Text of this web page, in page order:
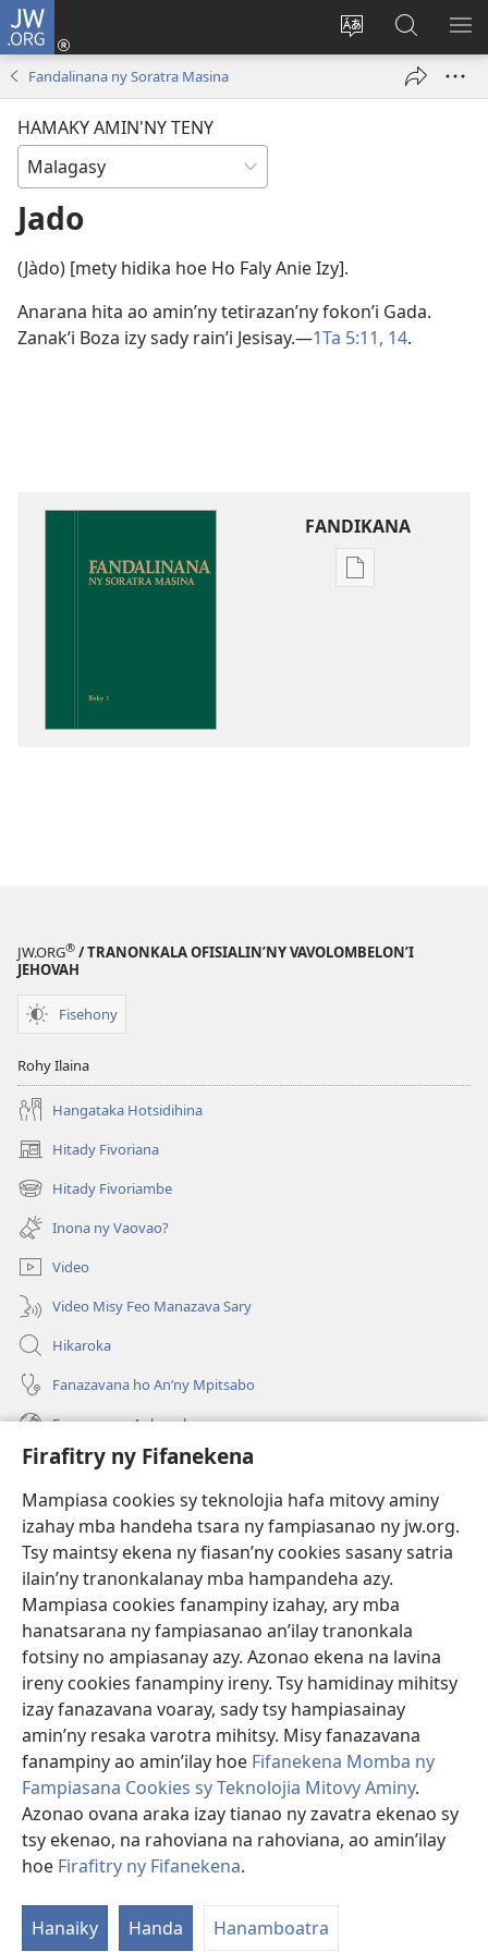
Firafitry ny Fifanekena
Mampiasa cookies sy teknolojia hafa mitovy aminy
izahay mba handeha tsara ny fampiasanao ny jw.org.
Tsy maintsy ekena ny fiasan’ny cookies sasany satria
ilain’ny tranonkalanay mba hampandeha azy.
Mampiasa cookies fanampiny izahay, ary mba
hanatsarana ny fampiasanao an’ilay tranonkala
fotsiny no ampiasanay azy. Azonao ekena na lavina
ireny cookies fanampiny ireny. Tsy hamidinay mihitsy
izay fanazavana voaray, sady tsy hampiasainay
amin’ny resaka varotra mihitsy. Misy fanazavana
fanampiny ao amin’ilay hoe Fifanekena Momba ny
Fampiasana Cookies sy Teknolojia Mitovy Aminy.
Azonao ovana araka izay tianao ny zavatra ekenao sy
tsy ekenao, na rahoviana na rahoviana, ao amin’ilay
hoe Firafitry ny Fifanekena.
Hanaiky Handa Hanamboatra
JW.ORG
Hiova
Hiditra
(manokatra
ato
Amin’ny
Fandalinana ny Soratra Masina
HAMAKY AMIN'NY TENY
Jado
(Jàdo) [mety hidika hoe Ho Faly Anie Izy].
Anarana hita ao amin’ny tetirazan’ny fokon’i Gada.
Zanak’i Boza izy sady rain’i Jesisay.​—1Ta 5:11, 14.
FANDIKANA
Fandikana
JW.ORG® / TRANONKALA OFISIALIN’NY VAVOLOMBELON’I
JEHOVAH
Fisehony
Rohy Ilaina
Hangataka Hotsidihina
Hitady Fivoriana
(manokatra
rohy) Hitady Fivoriambe
(manokatra
rohy) Inona ny Vaovao?
Video
Video Misy Feo Manazava Sary
Hikaroka
Fanazavana ho An’ny Mpitsabo
Fanazavana Ankapobeny
Fanampiana
Fanomezana
(manokatra
rohy)
FITEHIRIZAM-BOKIN’NY Vavolombelon’i Jehovah
(manokatra
rohy)
JW Hub
(manokatra
rohy)
JW Library
Watchtower Library ®
Copyright© 2026 Watch Tower Bible and Tract Society of Pennsylvania.
FIFANEKENA| FIFANEKENA MOMBA NY TSIAMBARATELO
NY FIFANEKENA